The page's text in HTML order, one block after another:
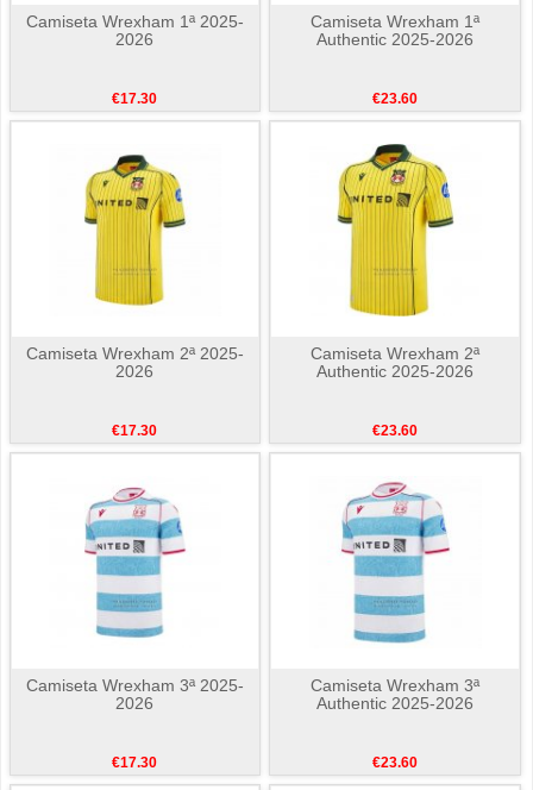
Camiseta Wrexham 1ª 2025-
2026
€17.30
Camiseta Wrexham 1ª
Authentic 2025-2026
€23.60
Camiseta Wrexham 2ª 2025-
2026
€17.30
Camiseta Wrexham 2ª
Authentic 2025-2026
€23.60
Camiseta Wrexham 3ª 2025-
2026
€17.30
Camiseta Wrexham 3ª
Authentic 2025-2026
€23.60